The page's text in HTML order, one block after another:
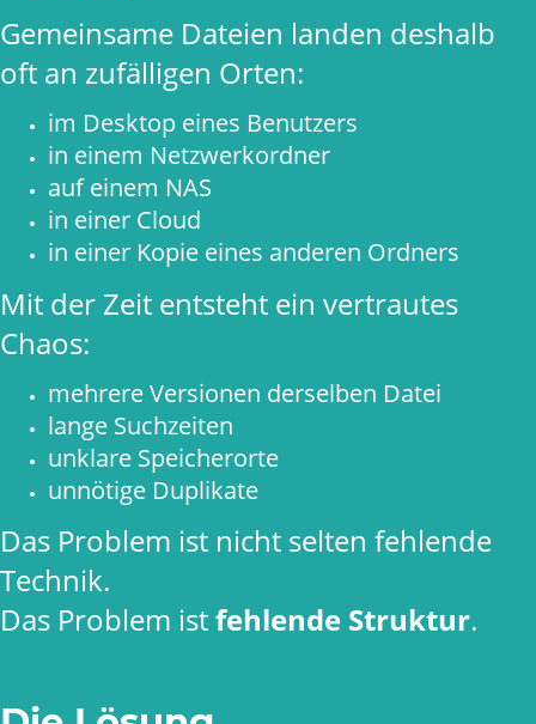
Gemeinsame Dateien landen deshalb
oft an zufälligen Orten:
im Desktop eines Benutzers
in einem Netzwerkordner
auf einem NAS
in einer Cloud
in einer Kopie eines anderen Ordners
Mit der Zeit entsteht ein vertrautes
Chaos:
mehrere Versionen derselben Datei
lange Suchzeiten
unklare Speicherorte
unnötige Duplikate
Das Problem ist nicht selten fehlende
Technik.
Das Problem istfehlende Struktur.